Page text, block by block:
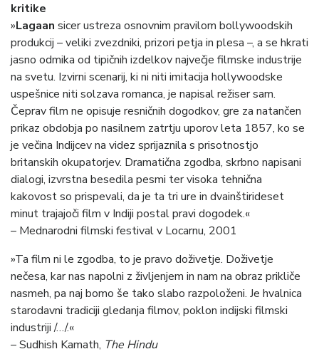
kritike
»Lagaan sicer ustreza osnovnim pravilom bollywoodskih
produkcij – veliki zvezdniki, prizori petja in plesa –, a se hkrati
jasno odmika od tipičnih izdelkov največje filmske industrije
na svetu. Izvirni scenarij, ki ni niti imitacija hollywoodske
uspešnice niti solzava romanca, je napisal režiser sam.
Čeprav film ne opisuje resničnih dogodkov, gre za natančen
prikaz obdobja po nasilnem zatrtju uporov leta 1857, ko se
je večina Indijcev na videz sprijaznila s prisotnostjo
britanskih okupatorjev. Dramatična zgodba, skrbno napisani
dialogi, izvrstna besedila pesmi ter visoka tehnična
kakovost so prispevali, da je ta tri ure in dvainštirideset
minut trajajoči film v Indiji postal pravi dogodek.«
– Mednarodni filmski festival v Locarnu, 2001
»Ta film ni le zgodba, to je pravo doživetje. Doživetje
nečesa, kar nas napolni z življenjem in nam na obraz prikliče
nasmeh, pa naj bomo še tako slabo razpoloženi. Je hvalnica
starodavni tradiciji gledanja filmov, poklon indijski filmski
industriji /…/.«
– Sudhish Kamath, The Hindu